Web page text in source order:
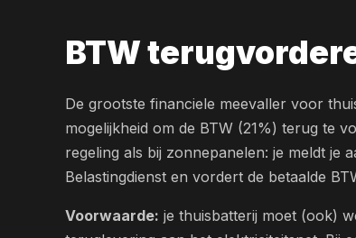
BTW
De grootste financiele meevaller voor
mogelijkheid om de BTW (21%) terug te
regeling als bij zonnepanelen: je meldt je
Belastingdienst en vordert de betaalde
Voorwaarde: je thuisbatterij moet (ook)